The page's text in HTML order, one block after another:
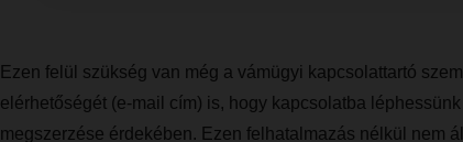
Ezen felül szükség van még a vámügyi kapcsolattartó
elérhetőségét (e-mail cím) is, hogy kapcsolatba
megszerzése érdekében. Ezen felhatalmazás nélkül nem